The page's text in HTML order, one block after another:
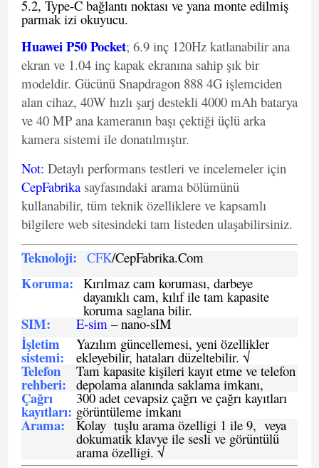
5.2, Type-C bağlantı noktası ve yana monte edilmiş
parmak izi okuyucu.
Huawei P50 Pocket; 6.9 inç 120Hz katlanabilir ana
ekran ve 1.04 inç kapak ekranına sahip şık bir
modeldir. Gücünü Snapdragon 888 4G işlemciden
alan cihaz, 40W hızlı şarj destekli 4000 mAh batarya
ve 40 MP ana kameranın başı çektiği üçlü arka
kamera sistemi ile donatılmıştır.
Not: Detaylı performans testleri ve incelemeler için
CepFabrika sayfasındaki arama bölümünü
kullanabilir, tüm teknik özelliklere ve kapsamlı
bilgilere web sitesindeki tam listeden ulaşabilirsiniz.
Teknoloji: CFK/CepFabrika.Com
Koruma: Kırılmaz cam koruması, darbeye
dayanıklı cam, kılıf ile tam kapasite
koruma saglana bilir.
SIM: E-sim – nano-sIM
İşletim
sistemi:
Yazılım güncellemesi, yeni özellikler
ekleyebilir, hataları düzeltebilir. √
Telefon
rehberi:
Tam kapasite kişileri kayıt etme ve telefon
depolama alanında saklama imkanı,
Çağrı
kayıtları:
300 adet cevapsiz çağrı ve çağrı kayıtları
görüntüleme imkanı
Arama: Kolay tuşlu arama özelligi 1 ile 9, veya
dokumatik klavye ile sesli ve görüntülü
arama özelligi. √